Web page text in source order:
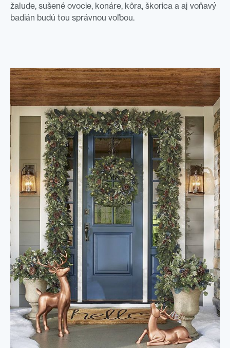
žalude, sušené ovocie, konáre, kôra, škorica a aj voňavý
badián budú tou správnou voľbou.